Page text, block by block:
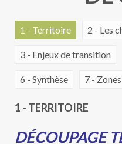
1 - Territoire 2 - Les
3 - Enjeux de transition
6 - Synthèse 7 -
1 - TERRITOIRE
DÉCOUPAGE